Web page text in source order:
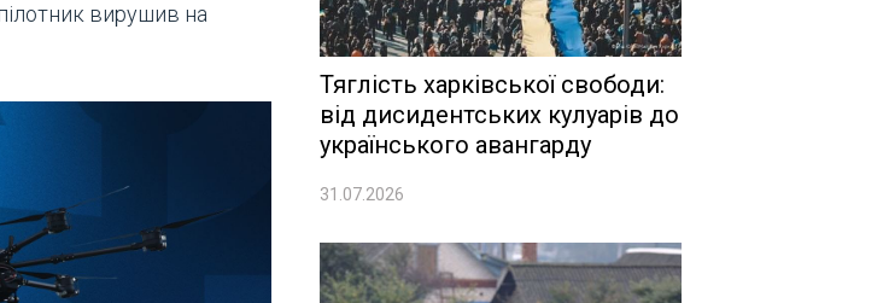
вирушив на
Тяглість харківської свободи:
від дисидентських кулуарів до
українського авангарду
31.07.2026